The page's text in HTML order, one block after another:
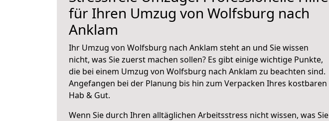
für Ihren Umzug von Wolfsburg nach
Anklam
Ihr Umzug von Wolfsburg nach Anklam steht an und Sie wissen
nicht, was Sie zuerst machen sollen? Es gibt einige wichtige Punkte,
die bei einem Umzug von Wolfsburg nach Anklam zu beachten sind.
Angefangen bei der Planung bis hin zum Verpacken Ihres kostbaren
Hab & Gut.
Wenn Sie durch Ihren alltäglichen Arbeitsstress nicht wissen, was Sie